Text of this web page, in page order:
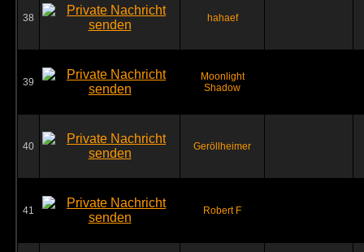
38 hahaef
39
Moonlight
Shadow
40 Geröllheimer
41 Robert F